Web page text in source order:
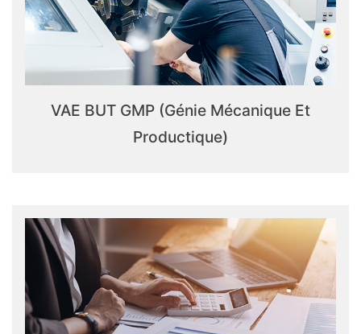
VAE BUT GMP (Génie Mécanique Et
Productique)